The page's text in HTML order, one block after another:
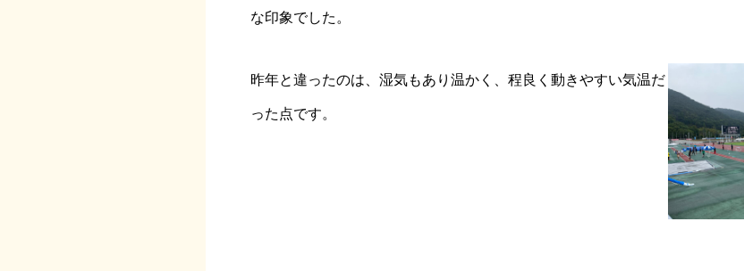
な印象でした。
昨年と違ったのは、湿気もあり温かく、程良く動きやすい気温だ
った点です。